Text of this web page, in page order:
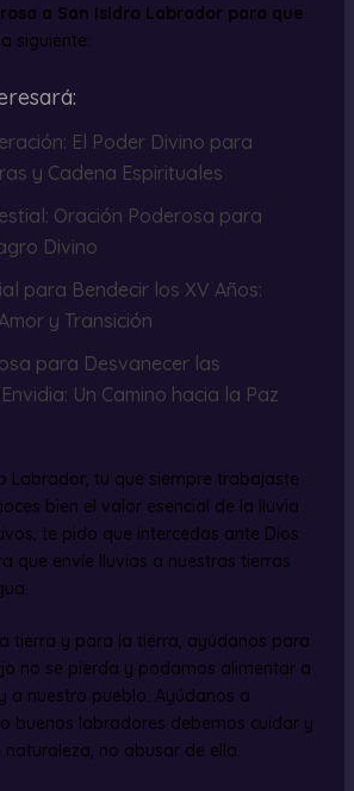
a San Isidro Labrador para que
siguiente:
El Poder Divino para
y Cadena Espirituales
Oración Poderosa para
Divino
para Bendecir los XV Años:
y Transición
para Desvanecer las
Un Camino hacia la Paz
Labrador, tu que siempre trabajaste
bien el valor esencial de la lluvia
te pido que intercedas ante Dios
que envíe lluvias a nuestras tierras
tierra y para la tierra, ayúdanos para
no se pierda y podamos alimentar a
a nuestro pueblo. Ayúdanos a
buenos labradores debemos cuidar y
no abusar de ella.